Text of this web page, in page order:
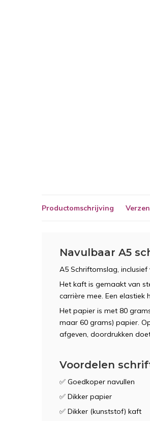
Productomschrijving
Navulbaar A5
A5 Schriftomslag,
Het kaft is gemaakt van
carrière mee. Een elastiek
Het papier is met 80
maar 60 grams) papier.
afgeven, doordrukken
Voordelen
✅ Goedkoper navullen
✅ Dikker papier
✅ Dikker (kunststof) kaft